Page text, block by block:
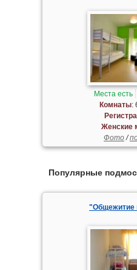
Места есть
Комнаты:
Женские
Фото/
Популярные
"Общежитие